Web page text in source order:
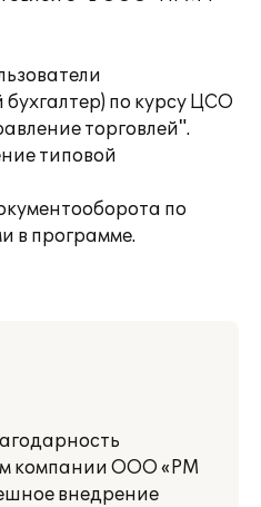
по курсу ЦСО
торговлей".
типовой
по
в программе.
компании ООО «РМ
внедрение